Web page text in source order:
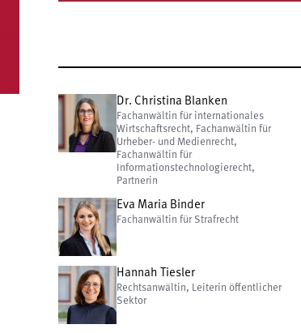
Dr. Christina Blanken
Fachanwältin für internationales
Wirtschaftsrecht, Fachanwältin für
Urheber- und Medienrecht,
Fachanwältin für
Informationstechnologierecht,
Partnerin
Eva Maria Binder
Fachanwältin für Strafrecht
Hannah Tiesler
Rechtsanwältin, Leiterin öffentlicher
Sektor